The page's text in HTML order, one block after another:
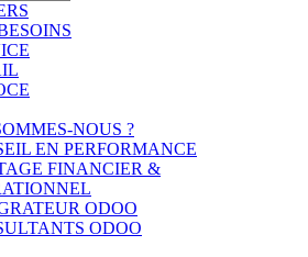
NOUS ?
EN PERFORMANCE
FINANCIER &
ODOO
ODOO